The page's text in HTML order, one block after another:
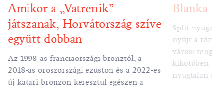
Amikor a „Vatrenik”
játszanak, Horvátország szíve
együtt dobban
Az 1998-as franciaországi bronztól, a
2018-as oroszországi ezüstön és a 2022-es
új katari bronzon keresztül egészen a
Blanka
Split
nyújt a
városi
kikötőben
nyugtalan